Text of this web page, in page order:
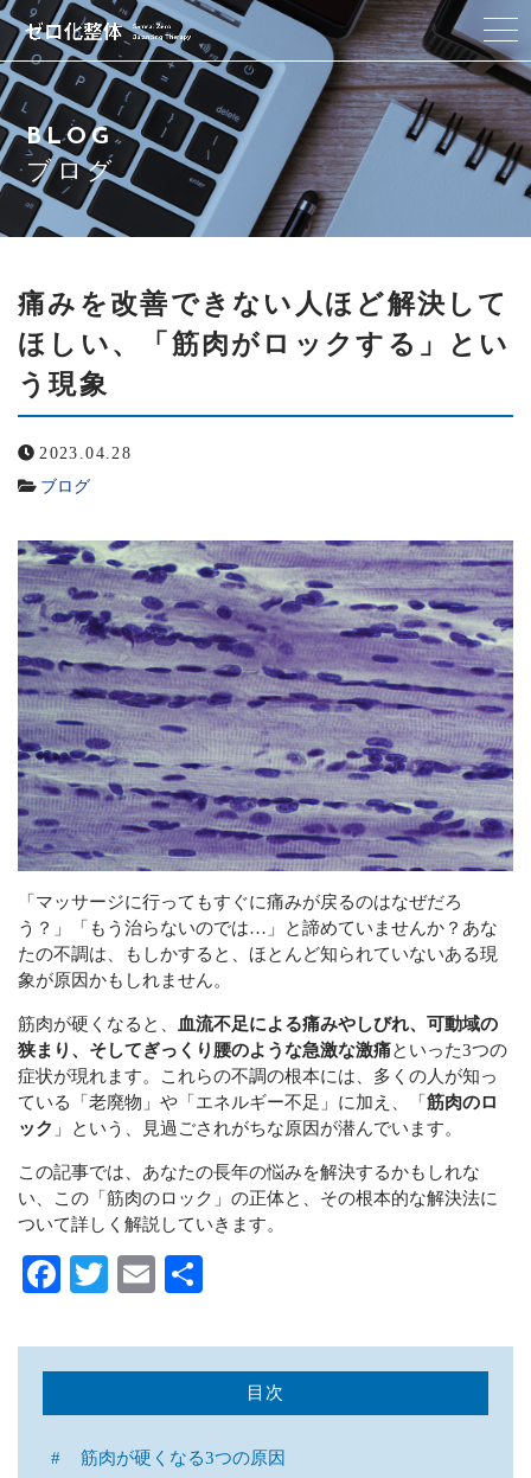
ゼロ化整体とは
私たちの想い
セラピスト
施術コース
アクセス
Q & A
ブログ
お問い合わせ
サイトマップ
RESERVATION
施術のご予約はこちら
ネットでお申し込み
今すぐ予約する
24時間受付中
お電話での受付
050-7119-1040
お客様専用。営業電話ご遠慮ください。
BLOG
ブログ
痛みを改善できない人ほど解決して
ほしい、「筋肉がロックする」とい
う現象
2023.04.28
ブログ
「マッサージに行ってもすぐに痛みが戻るのはなぜだろ
う？」「もう治らないのでは…」と諦めていませんか？あな
たの不調は、もしかすると、ほとんど知られていないある現
象が原因かもしれません。
筋肉が硬くなると、
血流不足による痛みやしびれ、可動域の
狭まり、そしてぎっくり腰のような急激な激痛といった3つの
症状が現れます。これらの不調の根本には、多くの人が知っ
ている「老廃物」や「エネルギー不足」に加え、「 筋肉のロ
ック 」という、見過ごされがちな原因が潜んでいます。
この記事では、あなたの長年の悩みを解決するかもしれな
い、この「筋肉のロック」の正体と、その根本的な解決法に
ついて詳しく解説していきます。
目次
筋肉が硬くなる3つの原因